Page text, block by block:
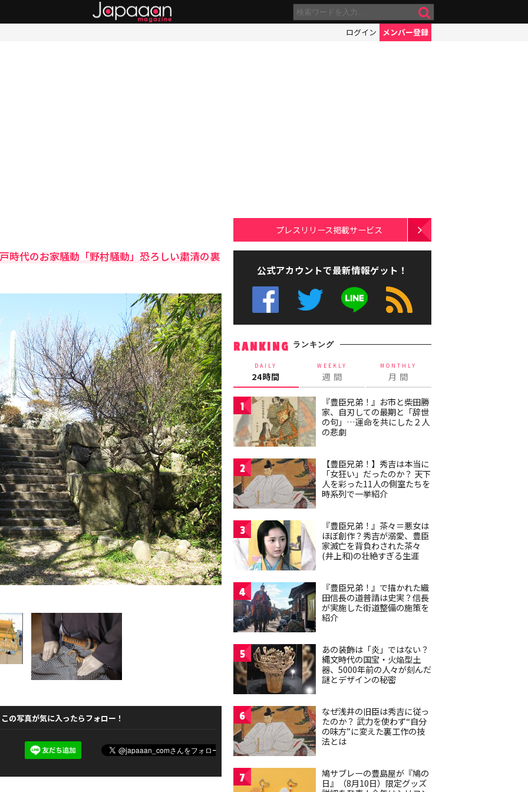
ログイン メンバー登録
時代のお家騒動「野村騒動」恐ろしい粛清の裏
この写真が気に入ったらフォロー！
プレスリリース掲載サービス
公式アカウントで最新情報ゲット！
RANKING ランキング
DAILY
24時間
WEEKLY
週 間
MONTHLY
月 間
1
『豊臣兄弟！』お市と柴田勝
家、自刃しての最期と「辞世
の句」…運命を共にした２人
の悲劇
2
【豊臣兄弟！】秀吉は本当に
「女狂い」だったのか？ 天下
人を彩った11人の側室たちを
時系列で一挙紹介
3
『豊臣兄弟！』茶々＝悪女は
ほぼ創作？秀吉が溺愛、豊臣
家滅亡を背負わされた茶々
(井上和)の壮絶すぎる生涯
4
『豊臣兄弟！』で描かれた織
田信長の道普請は史実？信長
が実施した街道整備の施策を
紹介
5
あの装飾は「炎」ではない？
縄文時代の国宝・火焔型土
器、5000年前の人々が刻んだ
謎とデザインの秘密
6
なぜ浅井の旧臣は秀吉に従っ
たのか？ 武力を使わず“自分
の味方”に変えた裏工作の技
法とは
7
鳩サブレーの豊島屋が『鳩の
日』（8月10日）限定グッズ